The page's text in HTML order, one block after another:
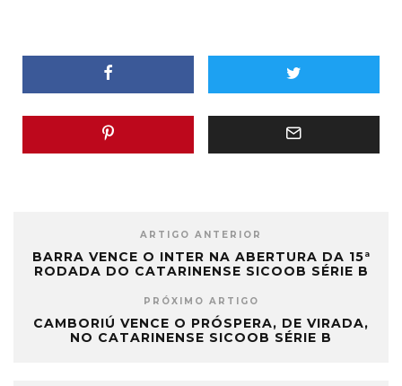
ARTIGO ANTERIOR
BARRA VENCE O INTER NA ABERTURA DA 15ª
RODADA DO CATARINENSE SICOOB SÉRIE B
PRÓXIMO ARTIGO
CAMBORIÚ VENCE O PRÓSPERA, DE VIRADA,
NO CATARINENSE SICOOB SÉRIE B